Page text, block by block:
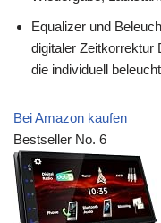
Equalizer und
digitaler Zeitkorrektur
die individuell
Bei Amazon kaufen
Bestseller No. 6